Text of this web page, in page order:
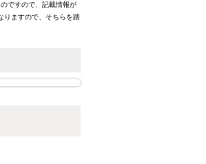
ですので、記載情報が
りますので、そちらを踏